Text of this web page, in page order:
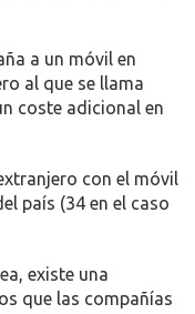
a un móvil en
al que se llama
coste adicional en
con el móvil
país (34 en el caso
existe una
que las compañías